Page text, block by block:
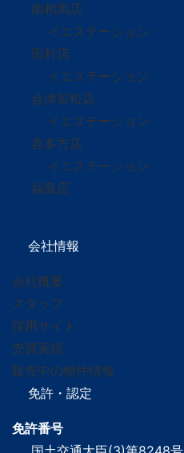
南相馬店
イエステーション
田村店
イエステーション
会津若松店
イエステーション
喜多方店
イエステーション
福島店
会社情報
会社概要
スタッフ
採用サイト
売買実績
販売中の物件情報
免許・認定
免許番号